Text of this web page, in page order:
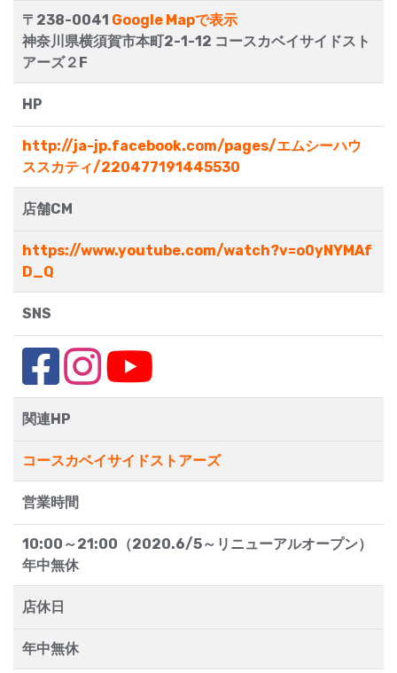
〒238-0041 Google Mapで表示
神奈川県横須賀市本町2-1-12 コースカベイサイドスト
アーズ２F
HP
http://ja-jp.facebook.com/pages/エムシーハウ
ススカティ/220477191445530
店舗CM
https://www.youtube.com/watch?v=o0yNYMAf
D_Q
SNS
関連HP
コースカベイサイドストアーズ
営業時間
10:00～21:00（2020.6/5～リニューアルオープン）
年中無休
店休日
年中無休